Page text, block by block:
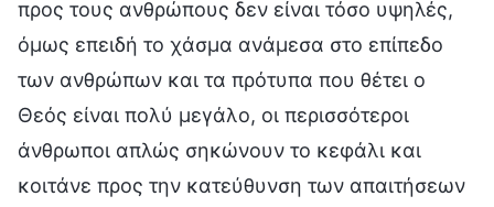
προς τους ανθρώπους δεν είναι τόσο υψηλές,
όμως επειδή το χάσμα ανάμεσα στο επίπεδο
των ανθρώπων και τα πρότυπα που θέτει ο
Θεός είναι πολύ μεγάλο, οι περισσότεροι
άνθρωποι απλώς σηκώνουν το κεφάλι και
κοιτάνε προς την κατεύθυνση των απαιτήσεων